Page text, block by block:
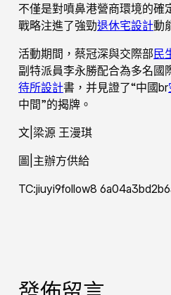
不僅是對噴鼻港營商環境的確
戰略注進了強勁退休宅設計動
活動期間，蔡冠深與交際部民
副特派員李永勝配合為多名國
待所設計書，并見證了“中國br
中間”的揭牌。
文|梁源 王漫琪
圖|主辦方供給
TC:jiuyi9follow8